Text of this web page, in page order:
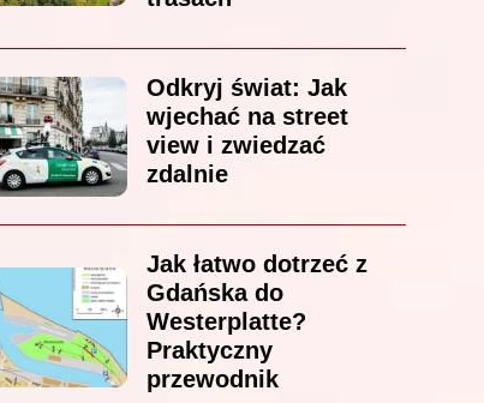
Odkryj świat: Jak
wjechać na street
view i zwiedzać
zdalnie
Jak łatwo dotrzeć z
Gdańska do
Westerplatte?
Praktyczny
przewodnik